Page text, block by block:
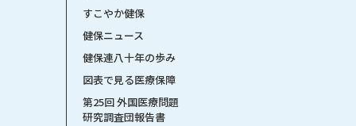
すこやか健保
健保ニュース
健保連八十年の歩み
図表で見る医療保障
第25回 外国医療問題
研究調査団報告書